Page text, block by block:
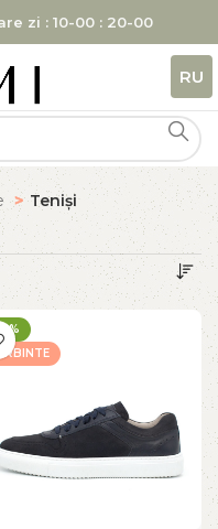
zi : 10-00 : 20-00
RU
Teniși